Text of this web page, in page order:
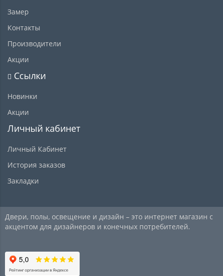
Замер
Контакты
Производители
Акции
Ссылки
Новинки
Акции
Личный кабинет
Личный Кабинет
История заказов
Закладки
Двери, полы, освещение и дизайн – это интернет магазин с
акцентом для дизайнеров и конечных потребителей.